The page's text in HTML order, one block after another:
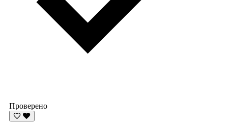
Проверено